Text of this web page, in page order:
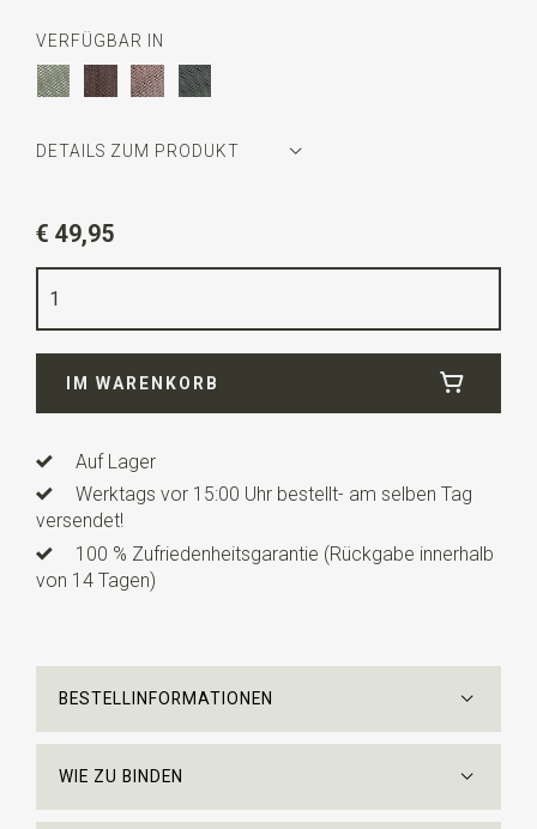
VERFÜGBAR IN
DETAILS ZUM PRODUKT
Farbe
Qualität
Länge ca. 148 cm
€ 49,95
IM WARENKORB
Auf Lager
Werktags vor 15:00 Uhr bestellt- am selben Tag
versendet!
100 % Zufriedenheitsgarantie (Rückgabe innerhalb
von 14 Tagen)
BESTELLINFORMATIONEN
WIE ZU BINDEN